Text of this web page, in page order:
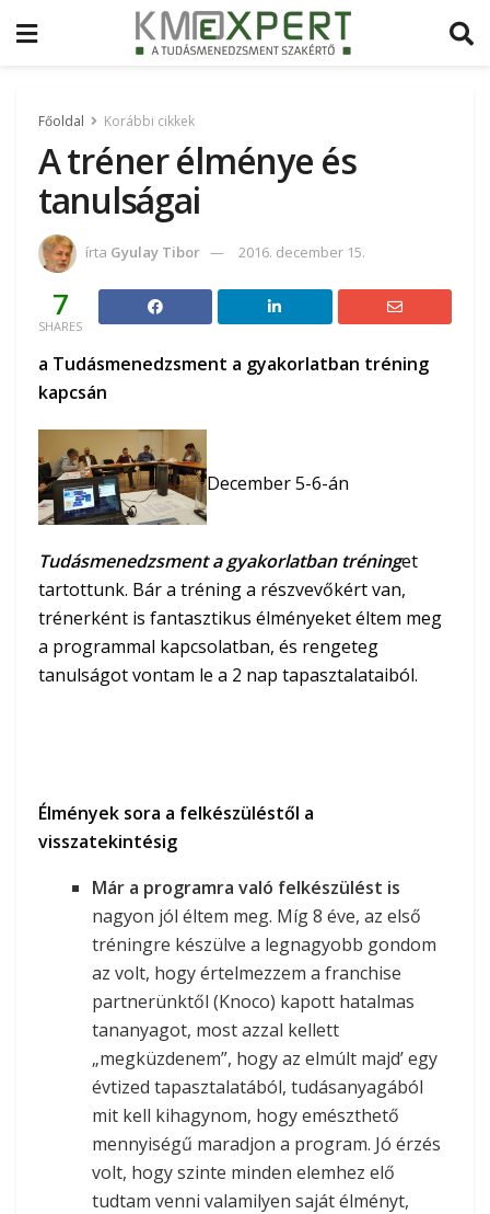
Főoldal Korábbi cikkek
A tréner élménye és
tanulságai
írta Gyulay Tibor 2016. december 15.
7
SHARES
a Tudásmenedzsment a gyakorlatban tréning
kapcsán
December 5-6-án
Tudásmenedzsment a gyakorlatban tréninget
tartottunk. Bár a tréning a részvevőkért van,
trénerként is fantasztikus élményeket éltem meg
a programmal kapcsolatban, és rengeteg
tanulságot vontam le a 2 nap tapasztalataiból.
Élmények sora a felkészüléstől a
visszatekintésig
Már a programra való felkészülést is
nagyon jól éltem meg. Míg 8 éve, az első
tréningre készülve a legnagyobb gondom
az volt, hogy értelmezzem a franchise
partnerünktől (Knoco) kapott hatalmas
tananyagot, most azzal kellett
„megküzdenem”, hogy az elmúlt majd’ egy
évtized tapasztalatából, tudásanyagából
mit kell kihagynom, hogy emészthető
mennyiségű maradjon a program. Jó érzés
volt, hogy szinte minden elemhez elő
tudtam venni valamilyen saját élményt,